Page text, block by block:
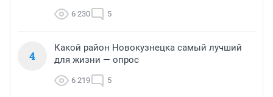
6 230 5
4
Какой район Новокузнецка самый лучший
для жизни — опрос
6 219 5